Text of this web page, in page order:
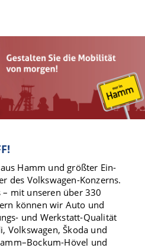
Hamm und größter Ein-
des Volkswagen-Konzerns.
mit unseren über 330
können wir Auto und
und Werkstatt-Qualität
Volkswagen, Škoda und
Hövel und